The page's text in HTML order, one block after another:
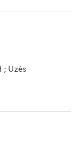
; Uzès